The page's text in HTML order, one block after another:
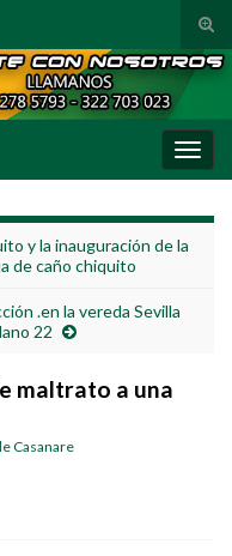
y la inauguración de la
de caño chiquito
.en la vereda Sevilla
22
maltrato a una
Casanare